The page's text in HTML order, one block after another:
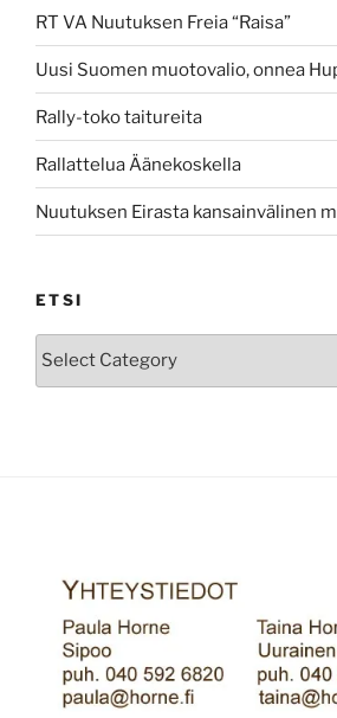
RT VA Nuutuksen Freia “Raisa”
Uusi Suomen muotovalio, onnea
Rally-toko taitureita
Rallattelua Äänekoskella
Nuutuksen Eirasta kansainvälinen
ETSI
Etsi